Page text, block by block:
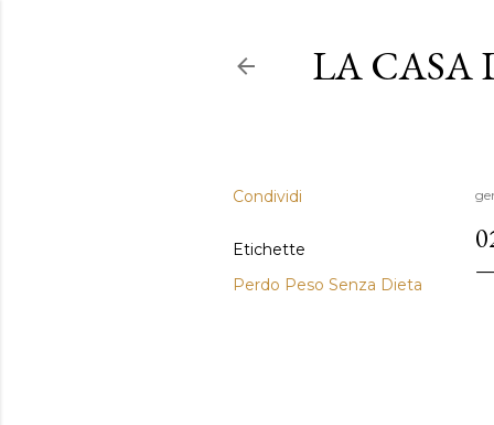
LA
Condividi
Etichette
Perdo Peso Senza Dieta